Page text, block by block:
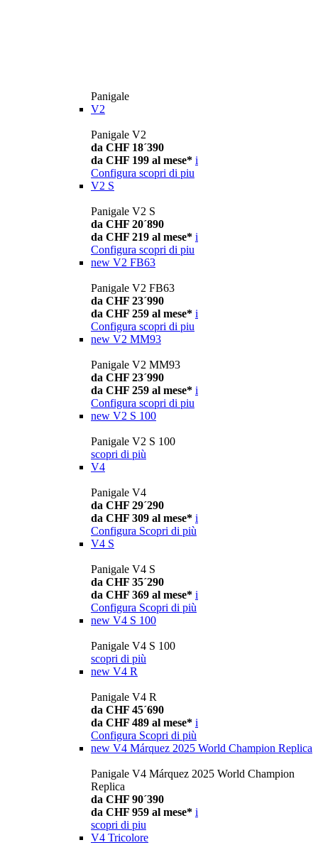
Panigale
V2
Panigale V2
da CHF 18´390
da CHF 199 al mese* i
Configura scopri di piu
V2 S
Panigale V2 S
da CHF 20´890
da CHF 219 al mese* i
Configura scopri di piu
new V2 FB63
Panigale V2 FB63
da CHF 23´990
da CHF 259 al mese* i
Configura scopri di piu
new V2 MM93
Panigale V2 MM93
da CHF 23´990
da CHF 259 al mese* i
Configura scopri di piu
new V2 S 100
Panigale V2 S 100
scopri di più
V4
Panigale V4
da CHF 29´290
da CHF 309 al mese* i
Configura Scopri di più
V4 S
Panigale V4 S
da CHF 35´290
da CHF 369 al mese* i
Configura Scopri di più
new V4 S 100
Panigale V4 S 100
scopri di più
new V4 R
Panigale V4 R
da CHF 45´690
da CHF 489 al mese* i
Configura Scopri di più
new V4 Márquez 2025 World Champion Replica
Panigale V4 Márquez 2025 World Champion
Replica
da CHF 90´390
da CHF 959 al mese* i
scopri di piu
V4 Tricolore